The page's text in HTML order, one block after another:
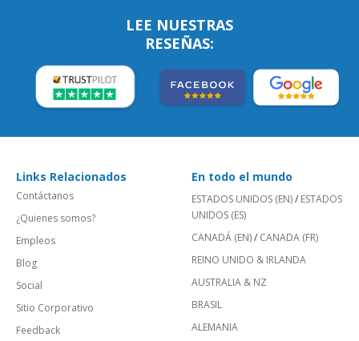
LEE NUESTRAS
RESEÑAS:
Links Relacionados
Contáctanos
¿Quienes somos?
Empleos
Blog
Social
Sitio Corporativo
Feedback
En todo el mundo
ESTADOS UNIDOS (EN)/ ESTADOS
UNIDOS (ES)
CANADÁ (EN)/ CANADA (FR)
REINO UNIDO & IRLANDA
AUSTRALIA & NZ
BRASIL
ALEMANIA